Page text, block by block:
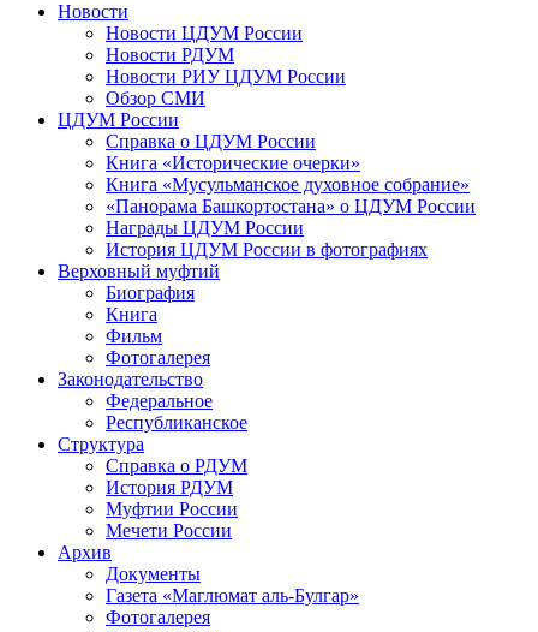
Новости
Новости ЦДУМ России
Новости РДУМ
Новости РИУ ЦДУМ России
Обзор СМИ
ЦДУМ России
Справка о ЦДУМ России
Книга «Исторические очерки»
Книга «Мусульманское духовное собрание»
«Панорама Башкортостана» о ЦДУМ России
Награды ЦДУМ России
История ЦДУМ России в фотографиях
Верховный муфтий
Биография
Книга
Фильм
Фотогалерея
Законодательство
Федеральное
Республиканское
Структура
Справка о РДУМ
История РДУМ
Муфтии России
Мечети России
Архив
Документы
Газета «Маглюмат аль-Булгар»
Фотогалерея